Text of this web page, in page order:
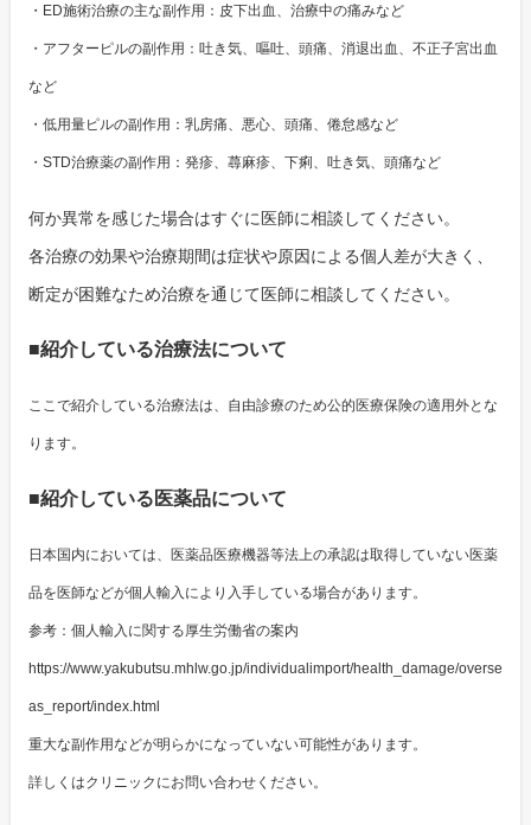
・ED施術治療の主な副作用：皮下出血、治療中の痛みなど
・アフターピルの副作用：吐き気、嘔吐、頭痛、消退出血、不正子宮出血
など
・低用量ピルの副作用：乳房痛、悪心、頭痛、倦怠感など
・STD治療薬の副作用：発疹、蕁麻疹、下痢、吐き気、頭痛など
何か異常を感じた場合はすぐに医師に相談してください。
各治療の効果や治療期間は症状や原因による個人差が大きく、
断定が困難なため治療を通じて医師に相談してください。
■紹介している治療法について
ここで紹介している治療法は、自由診療のため公的医療保険の適用外とな
ります。
■紹介している医薬品について
日本国内においては、医薬品医療機器等法上の承認は取得していない医薬
品を医師などが個人輸入により入手している場合があります。
参考：個人輸入に関する厚生労働省の案内
https://www.yakubutsu.mhlw.go.jp/individualimport/health_damage/overse
as_report/index.html
重大な副作用などが明らかになっていない可能性があります。
詳しくはクリニックにお問い合わせください。